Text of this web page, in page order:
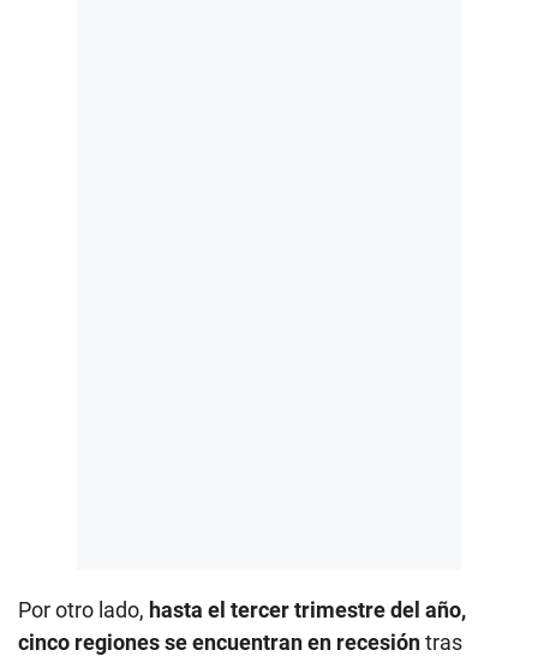
Por otro lado, hasta el tercer trimestre del año,
cinco regiones se encuentran en recesióntras